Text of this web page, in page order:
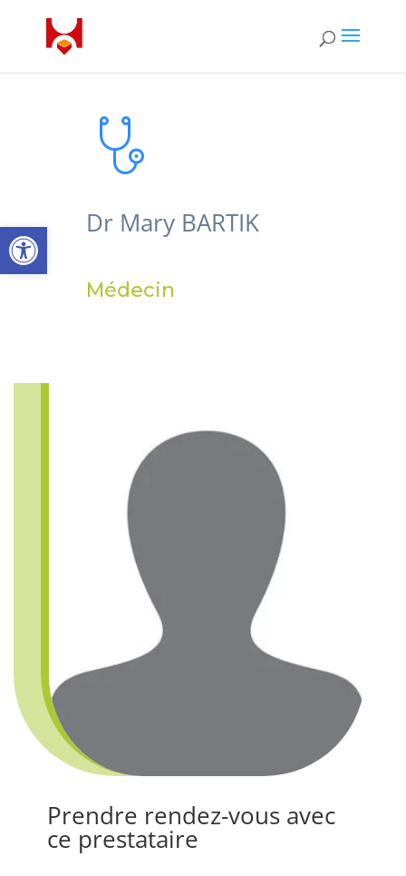
Ouvrir la barre d’outilsDr Mary BARTIK
Médecin
Prendre rendez-vous avec
ce prestataire